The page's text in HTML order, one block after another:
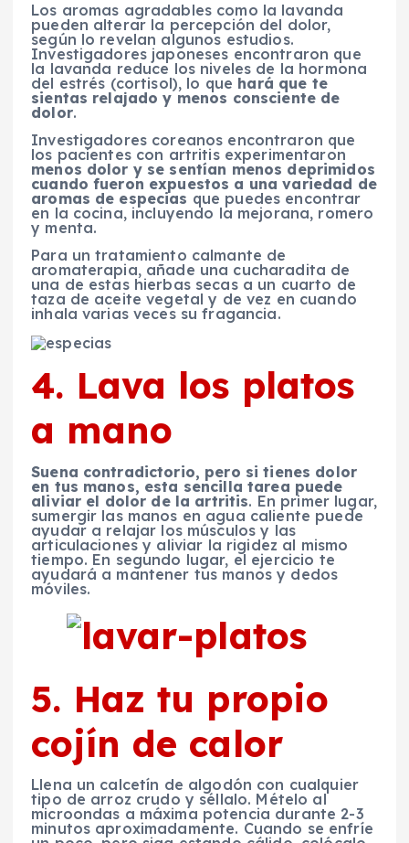
Los aromas agradables como la lavanda
pueden alterar la percepción del dolor,
según lo revelan algunos estudios.
Investigadores japoneses encontraron que
la lavanda reduce los niveles de la hormona
del estrés (cortisol), lo que hará que te
sientas relajado y menos consciente de
dolor.
Investigadores coreanos encontraron que
los pacientes con artritis experimentaron
menos dolor y se sentían menos deprimidos
cuando fueron expuestos a una variedad de
aromas de especias que puedes encontrar
en la cocina, incluyendo la mejorana, romero
y menta.
Para un tratamiento calmante de
aromaterapia, añade una cucharadita de
una de estas hierbas secas a un cuarto de
taza de aceite vegetal y de vez en cuando
inhala varias veces su fragancia.
4. Lava los platos
a mano
Suena contradictorio, pero si tienes dolor
en tus manos, esta sencilla tarea puede
aliviar el dolor de la artritis. En primer lugar,
sumergir las manos en agua caliente puede
ayudar a relajar los músculos y las
articulaciones y aliviar la rigidez al mismo
tiempo. En segundo lugar, el ejercicio te
ayudará a mantener tus manos y dedos
móviles.
5. Haz tu propio
cojín de calor
Llena un calcetín de algodón con cualquier
tipo de arroz crudo y séllalo. Mételo al
microondas a máxima potencia durante 2-3
minutos aproximadamente. Cuando se enfríe